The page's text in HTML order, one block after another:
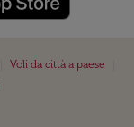
Voli da città a paese